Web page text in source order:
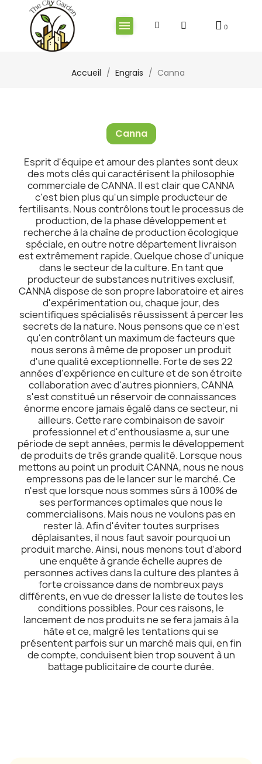
Accueil Engrais Canna
Canna
Esprit d'équipe et amour des plantes sont deux
des mots clés qui caractérisent la philosophie
commerciale de CANNA. Il est clair que CANNA
c'est bien plus qu'un simple producteur de
fertilisants. Nous contrôlons tout le processus de
production, de la phase développement et
recherche à la chaîne de production écologique
spéciale, en outre notre département livraison
est extrêmement rapide. Quelque chose d'unique
dans le secteur de la culture. En tant que
producteur de substances nutritives exclusif,
CANNA dispose de son propre laboratoire et aires
d'expérimentation ou, chaque jour, des
scientifiques spécialisés réussissent à percer les
secrets de la nature. Nous pensons que ce n'est
qu'en contrôlant un maximum de facteurs que
nous serons à même de proposer un produit
d'une qualité exceptionnelle. Forte de ses 22
années d'expérience en culture et de son étroite
collaboration avec d'autres pionniers, CANNA
s'est constitué un réservoir de connaissances
énorme encore jamais égalé dans ce secteur, ni
ailleurs. Cette rare combinaison de savoir
professionnel et d'enthousiasme a, sur une
période de sept années, permis le développement
de produits de très grande qualité. Lorsque nous
mettons au point un produit CANNA, nous ne nous
empressons pas de le lancer sur le marché. Ce
n'est que lorsque nous sommes sûrs à 100% de
ses performances optimales que nous le
commercialisons. Mais nous ne voulons pas en
rester là. Afin d'éviter toutes surprises
déplaisantes, il nous faut savoir pourquoi un
produit marche. Ainsi, nous menons tout d'abord
une enquête à grande échelle aupres de
personnes actives dans la culture des plantes à
forte croissance dans de nombreux pays
différents, en vue de dresser la liste de toutes les
conditions possibles. Pour ces raisons, le
lancement de nos produits ne se fera jamais à la
hâte et ce, malgré les tentations qui se
présentent parfois sur un marché mais qui, en fin
de compte, conduisent bien trop souvent à un
battage publicitaire de courte durée.